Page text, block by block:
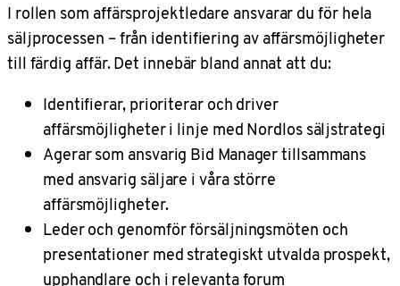
I rollen som affärsprojektledare ansvarar du för hela
säljprocessen – från identifiering av affärsmöjligheter
till färdig affär. Det innebär bland annat att du:
Identifierar, prioriterar och driver
affärsmöjligheter i linje med Nordlos säljstrategi
Agerar som ansvarig Bid Manager tillsammans
med ansvarig säljare i våra större
affärsmöjligheter.
Leder och genomför försäljningsmöten och
presentationer med strategiskt utvalda prospekt,
upphandlare och i relevanta forum